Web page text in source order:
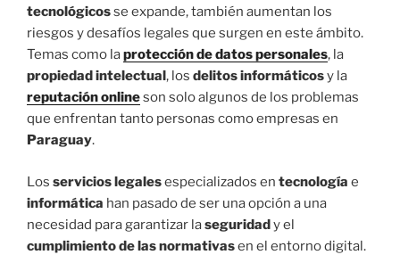
tecnológicosse expande, también aumentan los
riesgos y desafíos legales que surgen en este ámbito.
Temas como laprotección de datos personales, la
propiedad intelectual , los delitos informáticosy la
reputación onlineson solo algunos de los problemas
que enfrentan tanto personas como empresas en
Paraguay.
Los servicios legalesespecializados en tecnología e
informática han pasado de ser una opción a una
necesidad para garantizar laseguridady el
cumplimiento de las normativasen el entorno digital.